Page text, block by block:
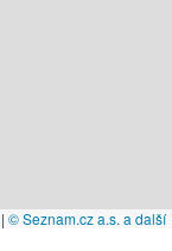
| © Seznam.cz a.s. a další